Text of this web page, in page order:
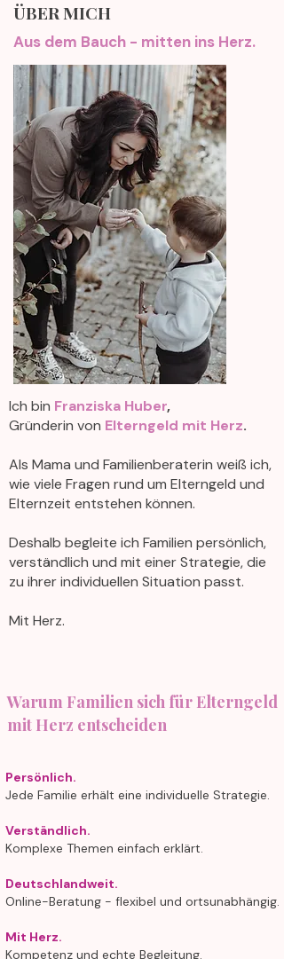
ÜBER MICH
Aus dem Bauch - mitten ins Herz.
Ich bin Franziska Huber,
Gründerin von Elterngeld mit Herz.
Als Mama und Familienberaterin weiß ich,
wie viele Fragen rund um Elterngeld und
Elternzeit entstehen können.
Deshalb begleite ich Familien persönlich,
verständlich und mit einer Strategie, die
zu ihrer individuellen Situation passt.
Mit Herz.
Warum Familien sich für Elterngeld
mit Herz entscheiden
Persönlich.
Jede Familie erhält eine individuelle Strategie.
Verständlich.
Komplexe Themen einfach erklärt.
Deutschlandweit.
Online-Beratung - flexibel und ortsunabhängig.
Mit Herz.
Kompetenz und echte Begleitung.